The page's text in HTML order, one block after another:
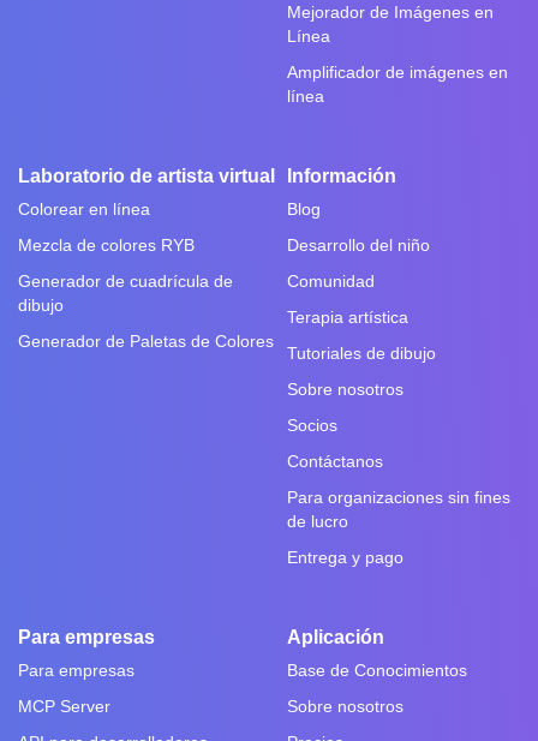
Mejorador de Imágenes en
Línea
Amplificador de imágenes en
línea
Laboratorio de artista virtual
Colorear en línea
Mezcla de colores RYB
Generador de cuadrícula de
dibujo
Generador de Paletas de Colores
Información
Blog
Desarrollo del niño
Comunidad
Terapia artística
Tutoriales de dibujo
Sobre nosotros
Socios
Contáctanos
Para organizaciones sin fines
de lucro
Entrega y pago
Para empresas
Para empresas
MCP Server
Aplicación
Base de Conocimientos
Sobre nosotros